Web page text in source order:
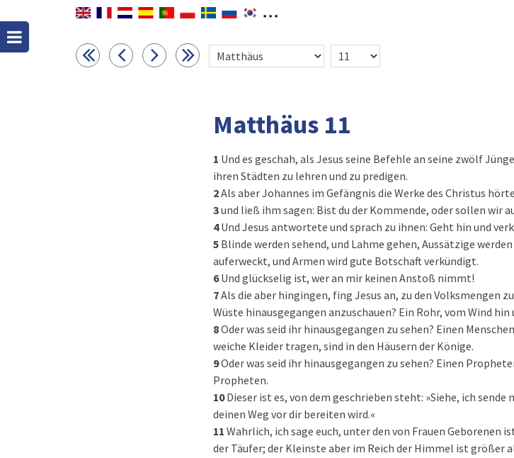
Matthäus 11
1 Und es geschah, als Jesus seine Befehle an seine zwölf
ihren Städten zu lehren und zu predigen.
2Als aber Johannes im Gefängnis die Werke des Christus
3und ließ ihm sagen: Bist du der Kommende, oder sollen wir
4Und Jesus antwortete und sprach zu ihnen: Geht hin und
5 Blinde werden sehend, und Lahme gehen, Aussätzige
auferweckt, und Armen wird gute Botschaft verkündigt.
6Und glückselig ist, wer an mir keinen Anstoß nimmt!
7Als die aber hingingen, fing Jesus an, zu den Volksmengen
Wüste hinausgegangen anzuschauen? Ein Rohr, vom Wind hin
8Oder was seid ihr hinausgegangen zu sehen? Einen
weiche Kleider tragen, sind in den Häusern der Könige.
9Oder was seid ihr hinausgegangen zu sehen? Einen
Propheten.
10Dieser ist es, von dem geschrieben steht: »Siehe, ich
deinen Weg vor dir bereiten wird.«
11 Wahrlich, ich sage euch, unter den von Frauen Geborenen
der Täufer; der Kleinste aber im Reich der Himmel ist größer